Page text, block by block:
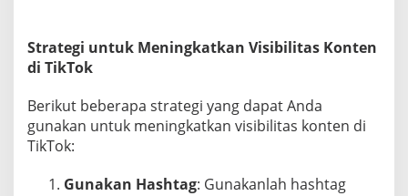
Strategi untuk Meningkatkan Visibilitas Konten
di TikTok
Berikut beberapa strategi yang dapat Anda
gunakan untuk meningkatkan visibilitas konten di
TikTok:
Gunakan Hashtag: Gunakanlah hashtag